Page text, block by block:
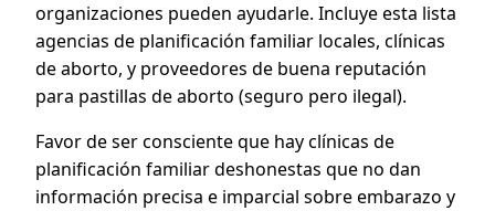
organizaciones pueden ayudarle. Incluye esta lista
agencias de planificación familiar locales, clínicas
de aborto, y proveedores de buena reputación
para pastillas de aborto (seguro pero ilegal).
Favor de ser consciente que hay clínicas de
planificación familiar deshonestas que no dan
información precisa e imparcial sobre embarazo y